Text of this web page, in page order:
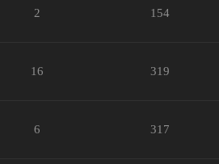
2 154
16 319
6 317